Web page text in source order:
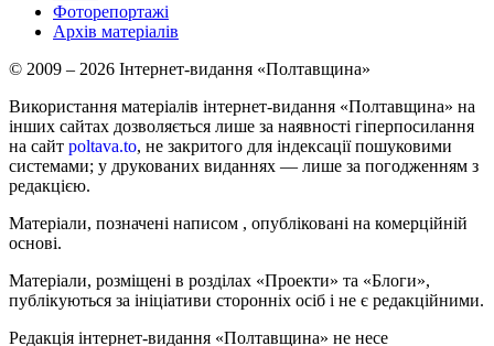
Фоторепортажі
Архів матеріалів
© 2009 – 2026 Інтернет-видання «Полтавщина»
Використання матеріалів інтернет-видання «Полтавщина» на
інших сайтах дозволяється лише за наявності гіперпосилання
на сайт poltava.to, не закритого для індексації пошуковими
системами; у друкованих виданнях — лише за погодженням з
редакцією.
Матеріали, позначені написом , опубліковані на комерційній
основі.
Матеріали, розміщені в розділах «Проекти» та «Блоги»,
публікуються за ініціативи сторонніх осіб і не є редакційними.
Редакція інтернет-видання «Полтавщина» не несе